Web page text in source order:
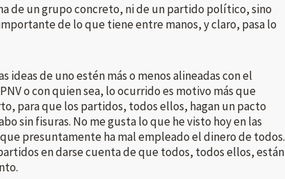
de un grupo concreto, ni de un partido político, sino
de lo que tiene entre manos, y claro, pasa lo
de uno estén más o menos alineadas con el
PNV o con quien sea, lo ocurrido es motivo más que
para que los partidos, todos ellos, hagan un pacto
sin fisuras. No me gusta lo que he visto hoy en las
presuntamente ha mal empleado el dinero de todos.
en darse cuenta de que todos, todos ellos, están